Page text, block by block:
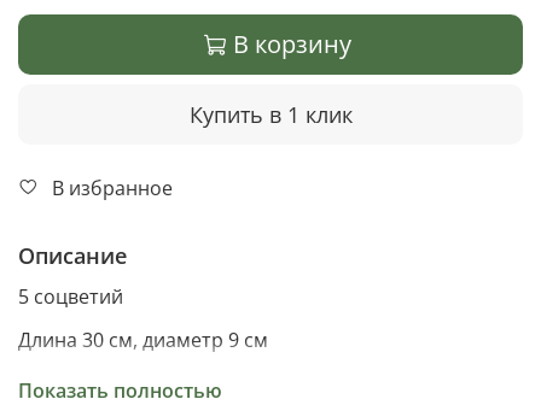
В корзину
Купить в 1 клик
В избранное
Описание
5 соцветий
Длина 30 см, диаметр 9 см
Материал ткань
Показать полностью